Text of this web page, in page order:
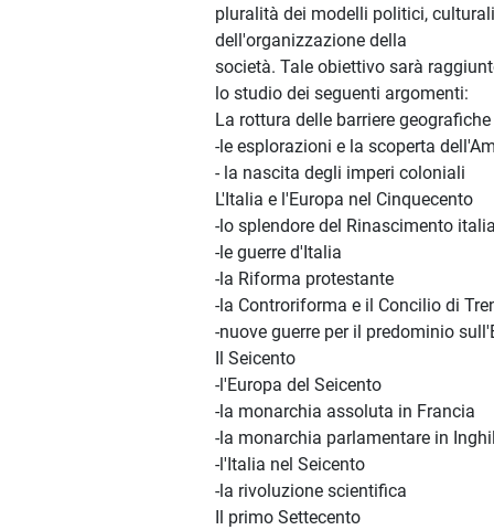
pluralità dei modelli politici,
dell'organizzazione della
società. Tale obiettivo sarà
lo studio dei seguenti argomenti:
La rottura delle barriere geografiche
-le esplorazioni e la scoperta
- la nascita degli imperi coloniali
L'Italia e l'Europa nel Cinquecento
-lo splendore del Rinascimento
-le guerre d'Italia
-la Riforma protestante
-la Controriforma e il Concilio di
-nuove guerre per il predominio
Il Seicento
-l'Europa del Seicento
-la monarchia assoluta in Francia
-la monarchia parlamentare in
-l'Italia nel Seicento
-la rivoluzione scientifica
Il primo Settecento